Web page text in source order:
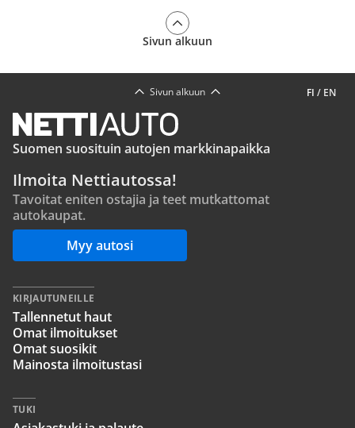
Sivun alkuun
FI / EN
Sivun alkuun
Suomen suosituin autojen markkinapaikka
Ilmoita Nettiautossa!
Tavoitat eniten ostajia ja teet mutkattomat
autokaupat.
Myy autosi
KIRJAUTUNEILLE
Tallennetut haut
Omat ilmoitukset
Omat suosikit
Mainosta ilmoitustasi
TUKI